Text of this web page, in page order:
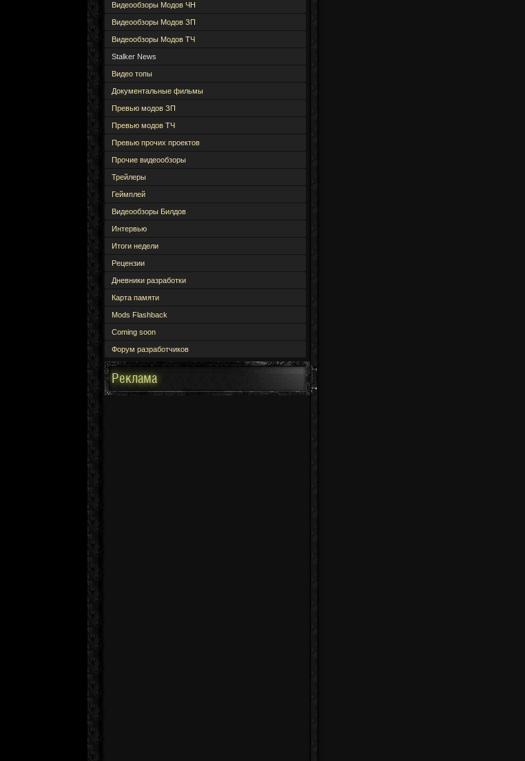
Видеообзоры Модов ЧН
Видеообзоры Модов ЗП
Видеообзоры Модов ТЧ
Stalker News
Видео топы
Документальные фильмы
Превью модов ЗП
Превью модов ТЧ
Превью прочих проектов
Прочие видеообзоры
Трейлеры
Геймплей
Видеообзоры Билдов
Интервью
Итоги недели
Рецензии
Дневники разработки
Карта памяти
Mods Flashback
Coming soon
Форум разработчиков
Реклама